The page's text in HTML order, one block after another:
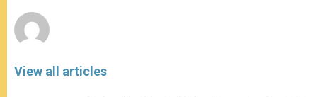
View all articles